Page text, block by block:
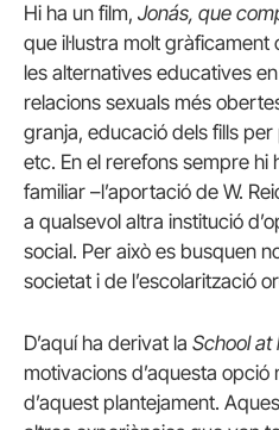
Hi ha un film, Jonás, que
que il·lustra molt gràficament
les alternatives educatives
relacions sexuals més
granja, educació dels fills
etc. En el rerefons sempre hi
familiar –l’aportació de W.
a qualsevol altra institució
social. Per això es busquen
societat i de l’escolarització
D’aquí ha derivat la School at
motivacions d’aquesta
d’aquest plantejament.